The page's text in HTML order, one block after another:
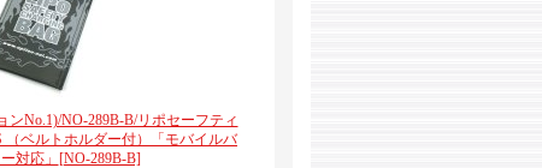
ンNo.1)/NO-289B-B/リポセーフティ
（ベルトホルダー付）「モバイルバ
対応」 [NO-289B-B]